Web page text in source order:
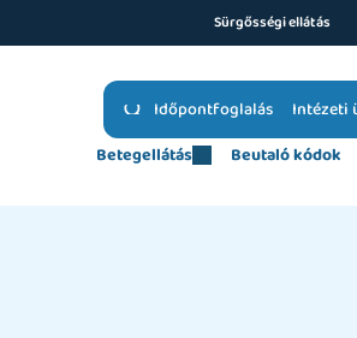
Sürgősségi ellátás
Időpontfoglalás Intézeti
Betegellátás
Beutaló kódok